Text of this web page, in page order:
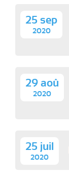
25 sep
2020
29 aoû
2020
25 juil
2020